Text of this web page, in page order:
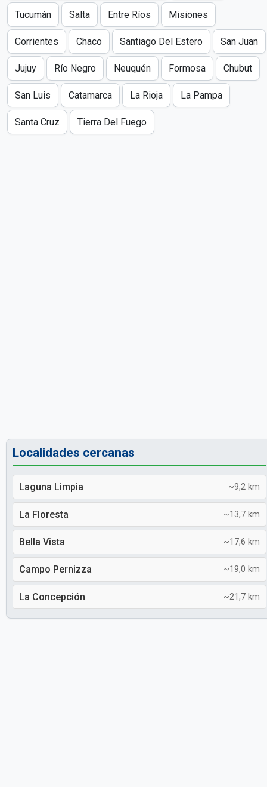
Tucumán Salta Entre Ríos Misiones
Corrientes Chaco Santiago Del Estero San Juan
Jujuy Río Negro Neuquén Formosa Chubut
San Luis Catamarca La Rioja La Pampa
Santa Cruz Tierra Del Fuego
Localidades cercanas
Laguna Limpia ~9,2 km
La Floresta ~13,7 km
Bella Vista ~17,6 km
Campo Pernizza ~19,0 km
La Concepción ~21,7 km